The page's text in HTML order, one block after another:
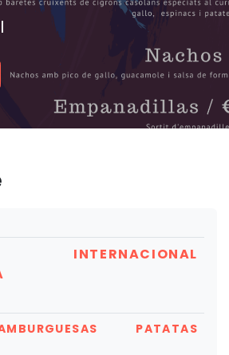
INTERNACIONAL
PATATAS